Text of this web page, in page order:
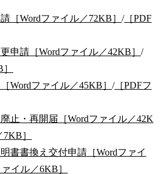
Wordファイル／72KB］ /［PDF
請［Wordファイル／42KB］ /
ファイル／45KB］ /［PDFフ
止・再開届［Wordファイル／42K
］
書書換え交付申請［Wordファイ
イル／6KB］